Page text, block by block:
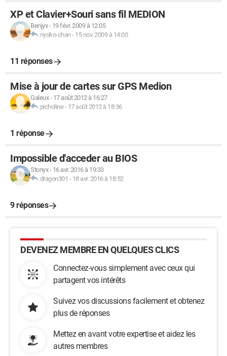
XP et Clavier+Souri sans fil MEDION
Benjyx- 19 févr. 2009 à 12:05
nyoko-chan- 15 nov. 2009 à 14:00
11 réponses
Mise à jour de cartes sur GPS Medion
Galeux- 17 août 2012 à 16:27
picholine- 17 août 2012 à 18:36
1 réponse
Impossible d'acceder au BIOS
Stonyx- 16 avr. 2016 à 19:33
dragon301 - 18 avr. 2016 à 18:52
9 réponses
DEVENEZ MEMBRE EN QUELQUES CLICS
Connectez-vous simplement avec ceux qui
partagent vos intérêts
Suivez vos discussions facilement et obtenez
plus de réponses
Mettez en avant votre expertise et aidez les
autres membres